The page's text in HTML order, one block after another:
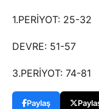
1.PERİYOT: 25-32
DEVRE: 51-57
3.PERİYOT: 74-81
Paylaş